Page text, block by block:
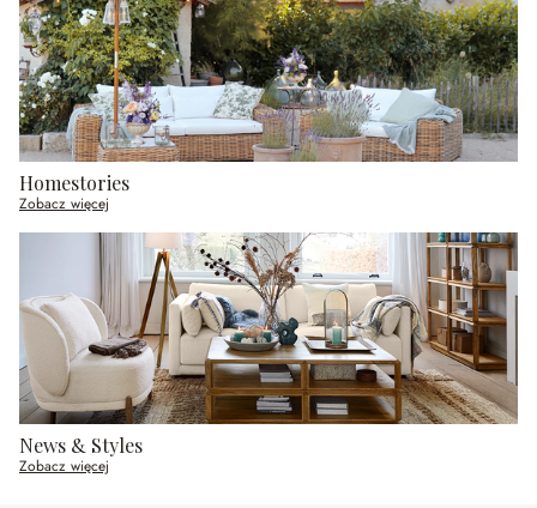
Homestories
Zobacz więcej
News & Styles
Zobacz więcej